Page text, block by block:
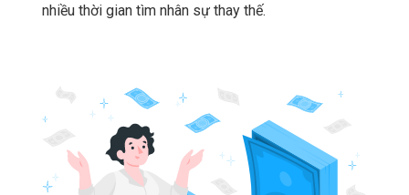
nhiều thời gian tìm nhân sự thay thế.